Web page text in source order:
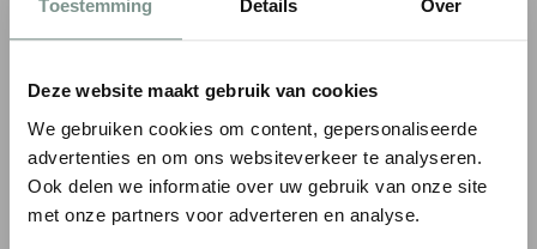
Toestemming Details Over
Deze website maakt gebruik van cookies
We gebruiken cookies om content, gepersonaliseerde
advertenties en om ons websiteverkeer te analyseren.
Ook delen we informatie over uw gebruik van onze site
met onze partners voor adverteren en analyse.